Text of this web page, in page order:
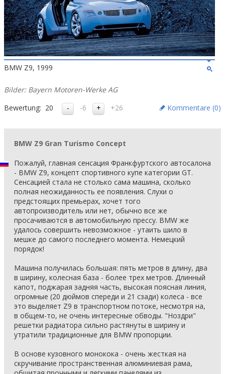
BMW Z9, 1999
Bilder: Bayern Motoren-Werke AG
Bewertung: 20 -6 +26 Kommentare (0)
BMW Z9 Gran Turismo Concept
Пожалуй, главная сенсация Франкфуртского автосалона
- BMW Z9, концепт спортивного купе категории GT.
Сенсацией стала не столько сама машина, сколько
полная неожиданность ее появления. Слухи о
предстоящих премьерах, хочет того
автопроизводитель или нет, обычно все же
просачиваются в автомобильную прессу. BMW же
удалось совершить невозможное - утаить шило в
мешке до самого последнего момента. Немецкий
порядок!
Машина получилась большая: пять метров в длину, два
в ширину, колесная база - более трех метров. Длинный
капот, поджарая задняя часть, высокая поясная линия,
огромные (20 дюймов спереди и 21 сзади) колеса - все
это выделяет Z9 в транспортном потоке, несмотря на,
в общем-то, не очень интересные обводы. "Ноздри"
решетки радиатора сильно растянуты в ширину и
утратили традиционные для BMW пропорции.
В основе кузовного монокока - очень жесткая на
скручивание пространственная алюминиевая рама,